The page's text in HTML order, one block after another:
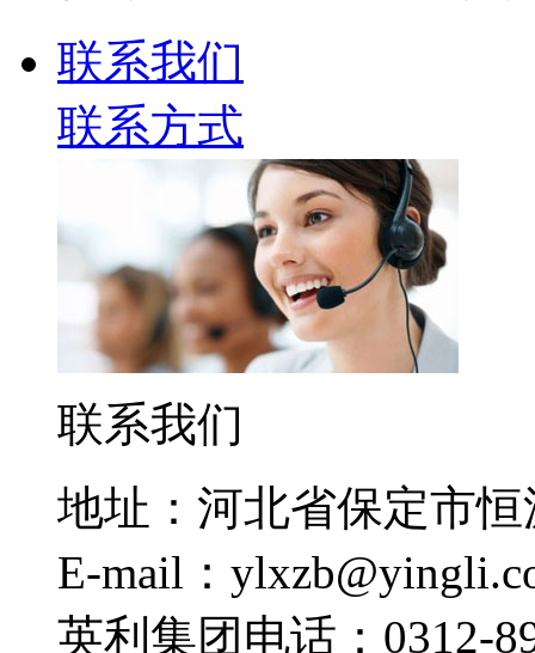
联系我们
联系方式
联系我们
地址：河北省保定市
E-mail：
英利集团电话：0312-